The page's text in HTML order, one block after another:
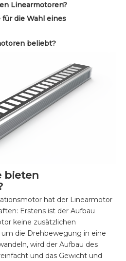
Linearmotoren?
für die Wahl eines
beliebt?
bieten
hat der Linearmotor
Erstens ist der Aufbau
keine zusätzlichen
die Drehbewegung in eine
wird der Aufbau des
und das Gewicht und